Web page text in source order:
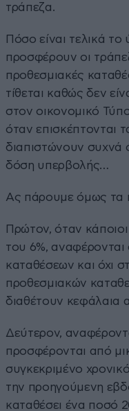
τράπεζα.
Πόσο είναι τελικά
προσφέρουν οι
προθεσμιακές
τίθεται καθώς δεν
στον οικονομικό
όταν επισκέπτονται
διαπιστώνουν συχνά
δόση υπερβολής…
Ας πάρουμε όμως τα
Πρώτον, όταν κάποιοι
του 6%,
καταθέσεων και όχι
προθεσμιακών
διαθέτουν κεφάλαια
Δεύτερον,
προσφέρονται από
συγκεκριμένο
την προηγούμενη
καταθέσει ένα ποσό